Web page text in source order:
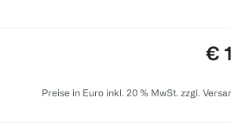
€
Preise in Euro inkl. 20 % MwSt. zzgl.